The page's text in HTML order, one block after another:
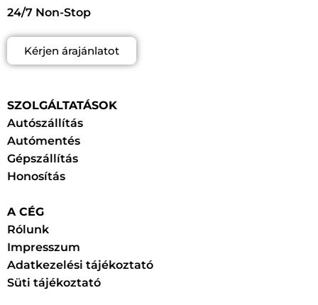
24/7 Non-Stop
Kérjen árajánlatot
SZOLGÁLTATÁSOK
Autószállítás
Autómentés
Gépszállítás
Honosítás
A CÉG
Rólunk
Impresszum
Adatkezelési tájékoztató
Süti tájékoztató